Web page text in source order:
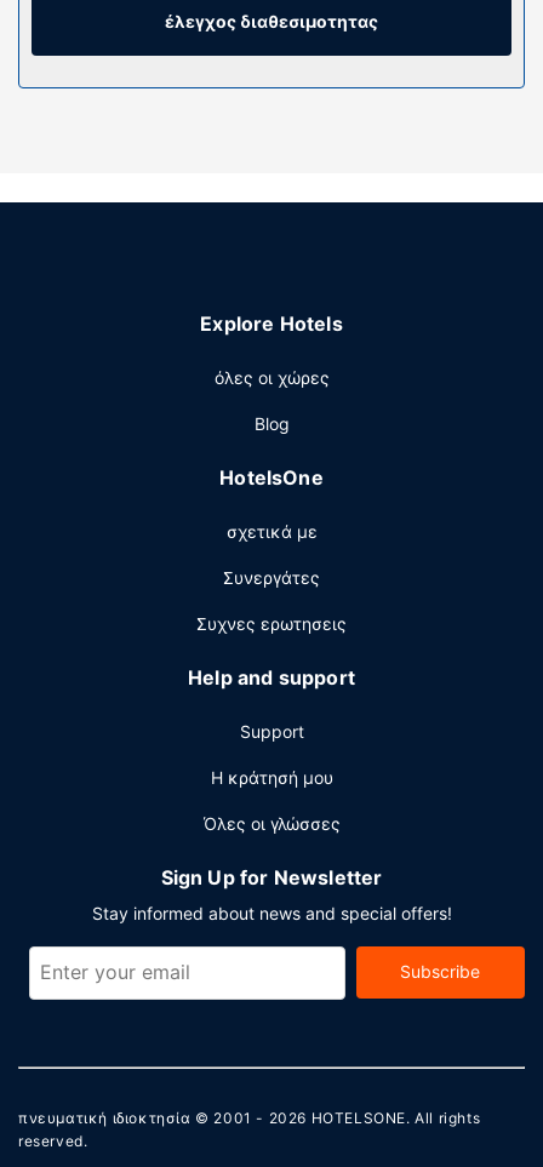
έλεγχος διαθεσιμοτητας
Explore Hotels
όλες οι χώρες
Blog
HotelsOne
σχετικά με
Συνεργάτες
Συχνες ερωτησεις
Help and support
Support
Η κράτησή μου
Όλες οι γλώσσες
Sign Up for Newsletter
Stay informed about news and special offers!
Subscribe
πνευματική ιδιοκτησία © 2001 - 2026 HOTELSONE. All rights
reserved.